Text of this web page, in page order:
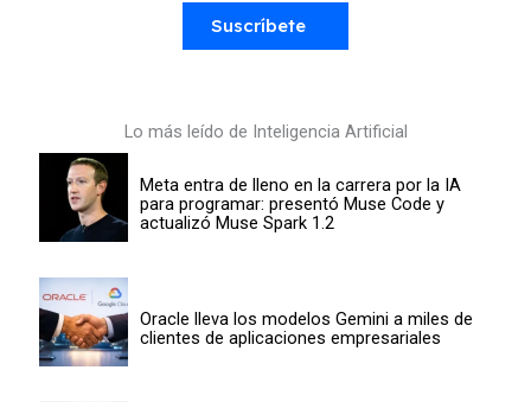
Suscríbete
Lo más leído de Inteligencia Artificial
Meta entra de lleno en la carrera por la IA
para programar: presentó Muse Code y
actualizó Muse Spark 1.2
Oracle lleva los modelos Gemini a miles de
clientes de aplicaciones empresariales